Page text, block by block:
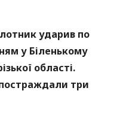
ударив по
у Біленькому
області.
три